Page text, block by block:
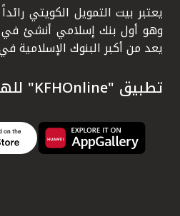
يعتبر بيت التمويل الكويتي
يعد من أكبر البنوك الإسلامية
تطبيق "KFHOnline" للهواتف الذكية